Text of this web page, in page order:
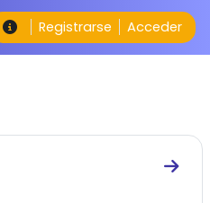
Registrarse Acceder
Ir a